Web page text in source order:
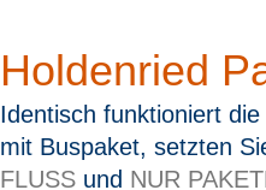
Holdenried
Identisch funktioniert
mit Buspaket, setzten
FLUSS und NUR